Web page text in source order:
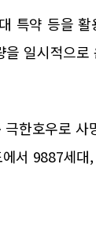
특약 등을
일시적으
한호우로
서 9887세